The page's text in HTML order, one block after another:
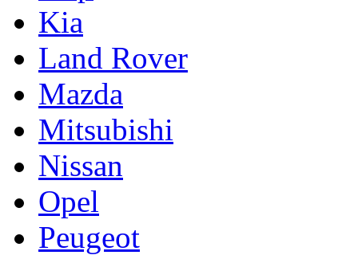
Kia
Land Rover
Mazda
Mitsubishi
Nissan
Opel
Peugeot